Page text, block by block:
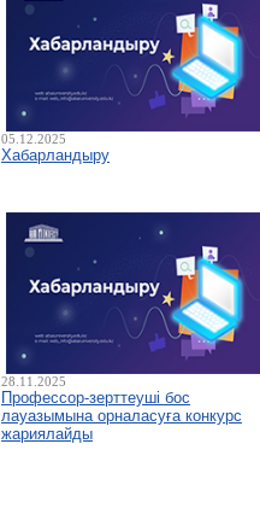
05.12.2025
Хабарландыру
28.11.2025
Профессор-зерттеуші бос
лауазымына орналасуға конкурс
жариялайды